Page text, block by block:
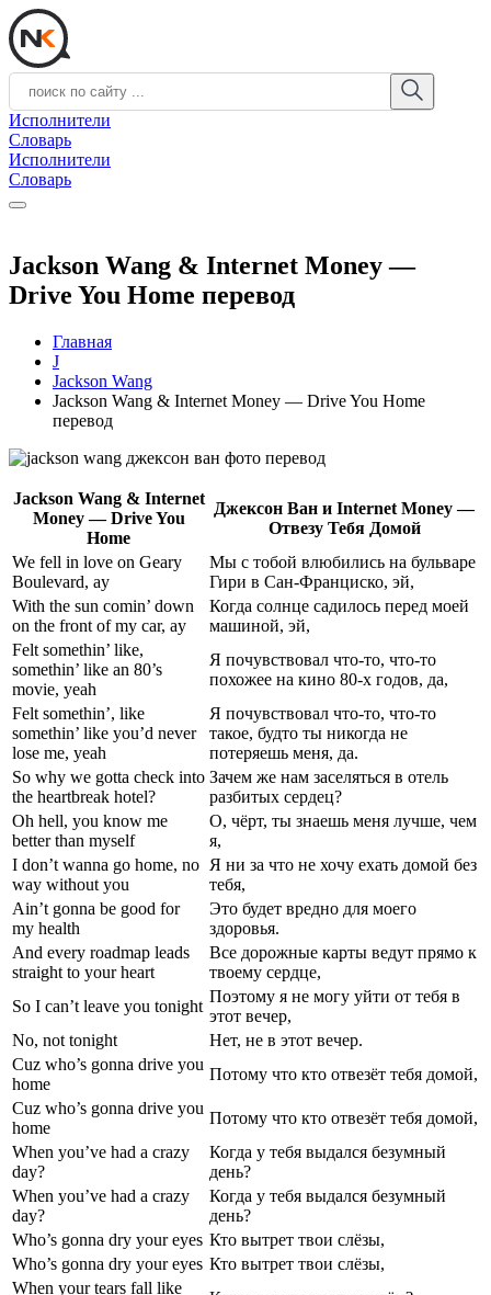
Исполнители
Словарь
Исполнители
Словарь
Jackson Wang & Internet Money —
Drive You Home перевод
Главная
J
Jackson Wang
Jackson Wang & Internet Money — Drive You Home
перевод
Jackson Wang & Internet
Money — Drive You
Home
Джексон Ван и Internet Money —
Отвезу Тебя Домой
We fell in love on Geary
Boulevard, ay
Мы с тобой влюбились на бульваре
Гири в Сан-Франциско, эй,
With the sun comin’ down
on the front of my car, ay
Когда солнце садилось перед моей
машиной, эй,
Felt somethin’ like,
somethin’ like an 80’s
movie, yeah
Я почувствовал что-то, что-то
похожее на кино 80-х годов, да,
Felt somethin’, like
somethin’ like you’d never
lose me, yeah
Я почувствовал что-то, что-то
такое, будто ты никогда не
потеряешь меня, да.
So why we gotta check into
the heartbreak hotel?
Зачем же нам заселяться в отель
разбитых сердец?
Oh hell, you know me
better than myself
О, чёрт, ты знаешь меня лучше, чем
я,
I don’t wanna go home, no
way without you
Я ни за что не хочу ехать домой без
тебя,
Ain’t gonna be good for
my health
Это будет вредно для моего
здоровья.
And every roadmap leads
straight to your heart
Все дорожные карты ведут прямо к
твоему сердце,
So I can’t leave you tonight
Поэтому я не могу уйти от тебя в
этот вечер,
No, not tonight
Нет, не в этот вечер.
Cuz who’s gonna drive you
home
Потому что кто отвезёт тебя домой,
Cuz who’s gonna drive you
home
Потому что кто отвезёт тебя домой,
When you’ve had a crazy
day?
Когда у тебя выдался безумный
день?
When you’ve had a crazy
day?
Когда у тебя выдался безумный
день?
Who’s gonna dry your eyes Кто вытрет твои слёзы,
Who’s gonna dry your eyes Кто вытрет твои слёзы,
When your tears fall like